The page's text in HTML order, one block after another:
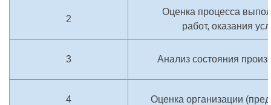
2
Оценка процесса
работ, оказания
3 Анализ состояния
4 Оценка организации